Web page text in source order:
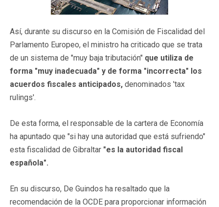
Así, durante su discurso en la Comisión de Fiscalidad del
Parlamento Europeo, el ministro ha criticado que se trata
de un sistema de "muy baja tributación" que utiliza de
forma "muy inadecuada" y de forma "incorrecta" los
acuerdos fiscales anticipados, denominados 'tax
rulings'.
De esta forma, el responsable de la cartera de Economía
ha apuntado que "si hay una autoridad que está sufriendo"
esta fiscalidad de Gibraltar "es la autoridad fiscal
española".
En su discurso, De Guindos ha resaltado que la
recomendación de la OCDE para proporcionar información